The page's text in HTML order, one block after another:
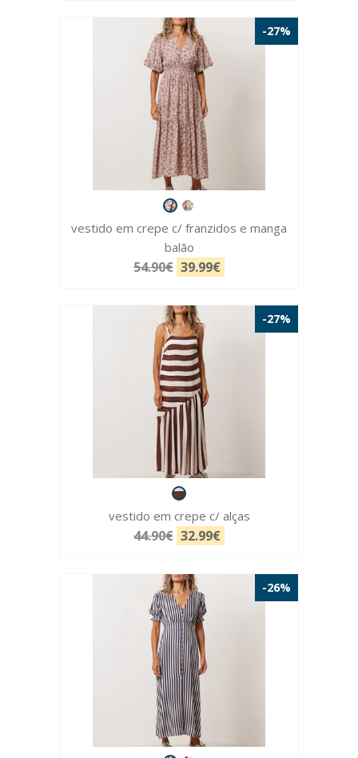
-27%
vestido em crepe c/ franzidos e manga
balão
54.90€ 39.99€
-27%
vestido em crepe c/ alças
44.90€ 32.99€
-26%